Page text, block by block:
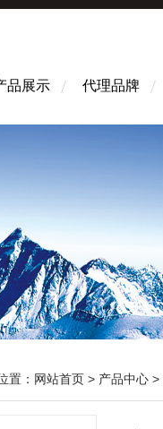
品展示 代理品牌
置： 网站首页 > 产品中心 >